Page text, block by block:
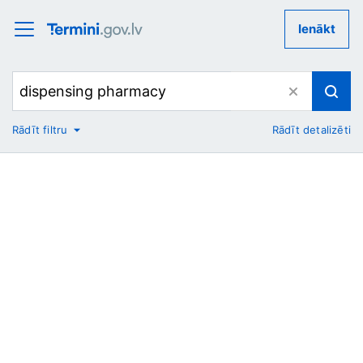
Ienākt
No
Rādīt filtru Rādīt detalizēti